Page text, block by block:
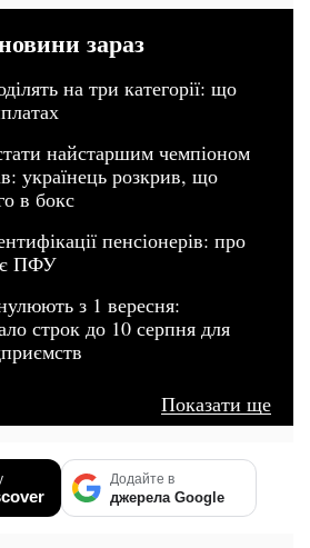
зараз
на три категорії: що
найстаршим чемпіоном
українець розкрив, що
в бокс
пенсіонерів: про
ПФУ
з 1 вересня:
строк до 10 серпня для
Показати ще
Додайте в
джерела Google